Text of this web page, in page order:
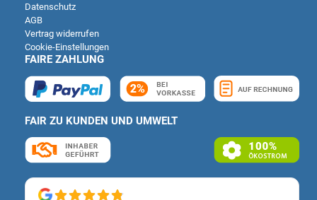
Datenschutz
AGB
Vertrag widerrufen
Cookie-Einstellungen
FAIRE ZAHLUNG
FAIR ZU KUNDEN UND UMWELT
Kundenbewertungen und Erfahrungen zu
Deutsche Carportfabrik GmbH & Co. KG